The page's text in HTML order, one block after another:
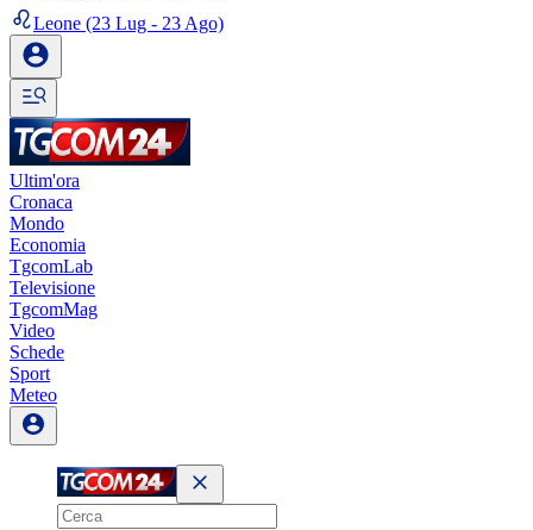
Leone (23 Lug - 23 Ago)
Ultim'ora
Cronaca
Mondo
Economia
TgcomLab
Televisione
TgcomMag
Video
Schede
Sport
Meteo